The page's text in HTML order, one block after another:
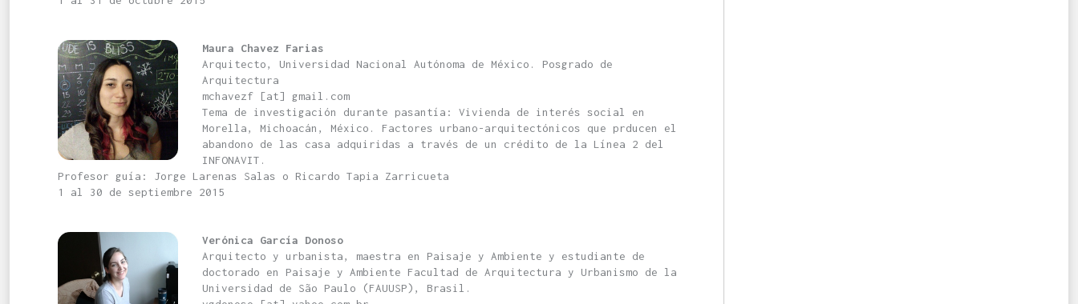
Maura Chavez Farias
Arquitecto, Universidad Nacional Autónoma de México. Posgrado de
Arquitectura
mchavezf [at] gmail.com
Tema de investigación durante pasantía: Vivienda de interés social en
Morella, Michoacán, México. Factores urbano-arquitectónicos que prducen el
abandono de las casa adquiridas a través de un crédito de la Línea 2 del
INFONAVIT.
Profesor guía: Jorge Larenas Salas o Ricardo Tapia Zarricueta
1 al 30 de septiembre 2015
Verónica García Donoso
Arquitecto y urbanista, maestra en Paisaje y Ambiente y estudiante de
doctorado en Paisaje y Ambiente Facultad de Arquitectura y Urbanismo de la
Universidad de São Paulo (FAUUSP), Brasil.